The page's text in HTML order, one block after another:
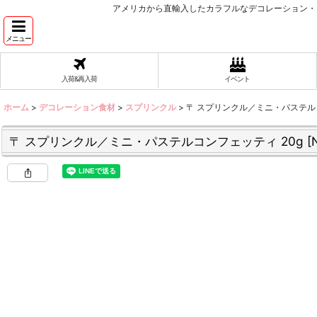
アメリカから直輸入したカラフルなデコレーション
メニュー
入荷&再入荷 イベント
ホーム > デコレーション食材 > スプリンクル > 〒 スプリンクル／ミニ・パステ
〒 スプリンクル／ミニ・パステルコンフェッティ 20g [